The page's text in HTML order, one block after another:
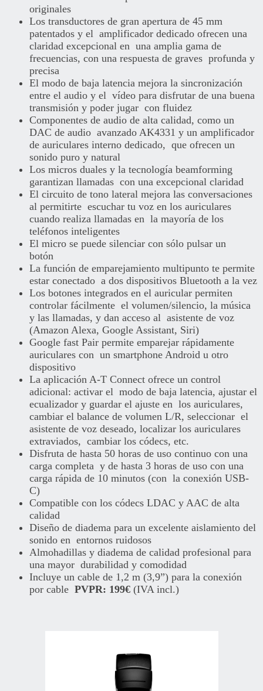
originales
Los transductores de gran apertura de 45 mm
patentados y el amplificador dedicado ofrecen una
claridad excepcional en una amplia gama de
frecuencias, con una respuesta de graves profunda y
precisa
El modo de baja latencia mejora la sincronización
entre el audio y el vídeo para disfrutar de una buena
transmisión y poder jugar con fluidez
Componentes de audio de alta calidad, como un
DAC de audio avanzado AK4331 y un amplificador
de auriculares interno dedicado, que ofrecen un
sonido puro y natural
Los micros duales y la tecnología beamforming
garantizan llamadas con una excepcional claridad
El circuito de tono lateral mejora las conversaciones
al permitirte escuchar tu voz en los auriculares
cuando realiza llamadas en la mayoría de los
teléfonos inteligentes
El micro se puede silenciar con sólo pulsar un
botón
La función de emparejamiento multipunto te permite
estar conectado a dos dispositivos Bluetooth a la vez
Los botones integrados en el auricular permiten
controlar fácilmente el volumen/silencio, la música
y las llamadas, y dan acceso al asistente de voz
(Amazon Alexa, Google Assistant, Siri)
Google fast Pair permite emparejar rápidamente
auriculares con un smartphone Android u otro
dispositivo
La aplicación A-T Connect ofrece un control
adicional: activar el modo de baja latencia, ajustar el
ecualizador y guardar el ajuste en los auriculares,
cambiar el balance de volumen L/R, seleccionar el
asistente de voz deseado, localizar los auriculares
extraviados, cambiar los códecs, etc.
Disfruta de hasta 50 horas de uso continuo con una
carga completa y de hasta 3 horas de uso con una
carga rápida de 10 minutos (con la conexión USB-
C)
Compatible con los códecs LDAC y AAC de alta
calidad
Diseño de diadema para un excelente aislamiento del
sonido en entornos ruidosos
Almohadillas y diadema de calidad profesional para
una mayor durabilidad y comodidad
Incluye un cable de 1,2 m (3,9”) para la conexión
por cable PVPR: 199€ (IVA incl.)